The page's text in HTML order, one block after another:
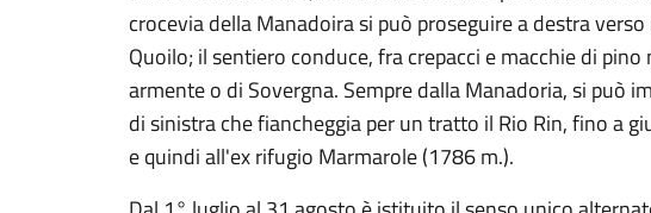
crocevia della Manadoira si può proseguire a destra
Quoilo; il sentiero conduce, fra crepacci e macchie di pino
armente o di Sovergna. Sempre dalla Manadoria, si può
di sinistra che fiancheggia per un tratto il Rio Rin, fino a
e quindi all'ex rifugio Marmarole (1786 m.).